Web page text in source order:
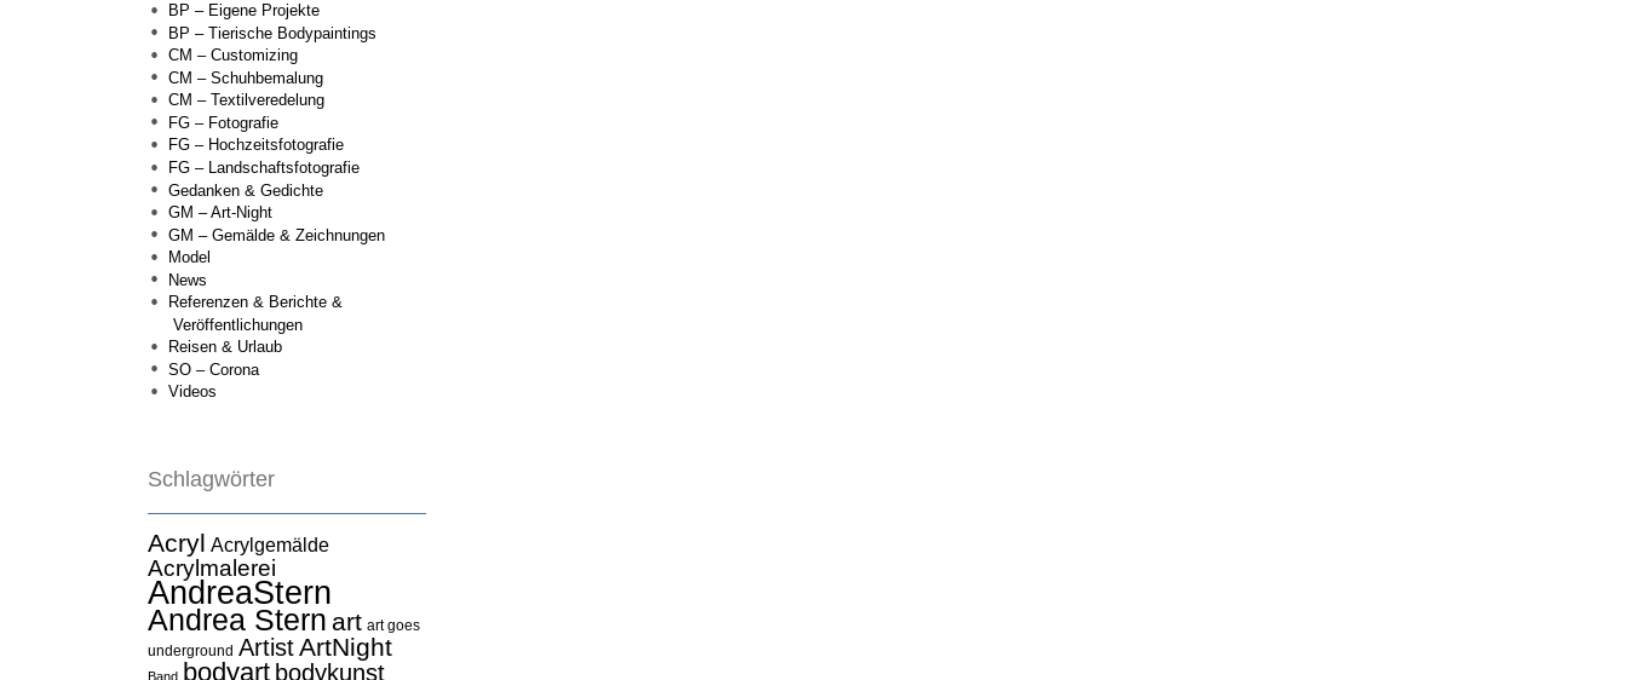
BP – Eigene Projekte
BP – Tierische Bodypaintings
CM – Customizing
CM – Schuhbemalung
CM – Textilveredelung
FG – Fotografie
FG – Hochzeitsfotografie
FG – Landschaftsfotografie
Gedanken & Gedichte
GM – Art-Night
GM – Gemälde & Zeichnungen
Model
News
Referenzen & Berichte &
Veröffentlichungen
Reisen & Urlaub
SO – Corona
Videos
Schlagwörter
Acryl Acrylgemälde
Acrylmalerei
AndreaStern
Andrea Stern art art goes
underground ArtistArtNight
Band bodyart bodykunst